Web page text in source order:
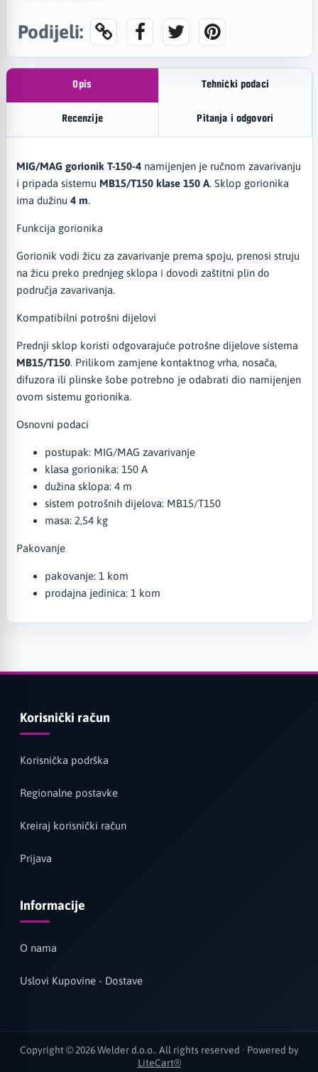
Podijeli:
Opis Tehnički podaci
Recenzije Pitanja i odgovori
MIG/MAG gorionik T-150-4namijenjen je ručnom zavarivanju
i pripada sistemu MB15/T150 klase 150 A. Sklop gorionika
ima dužinu 4 m.
Funkcija gorionika
Gorionik vodi žicu za zavarivanje prema spoju, prenosi struju
na žicu preko prednjeg sklopa i dovodi zaštitni plin do
područja zavarivanja.
Kompatibilni potrošni dijelovi
Prednji sklop koristi odgovarajuće potrošne dijelove sistema
MB15/T150. Prilikom zamjene kontaktnog vrha, nosača,
difuzora ili plinske šobe potrebno je odabrati dio namijenjen
ovom sistemu gorionika.
Osnovni podaci
postupak: MIG/MAG zavarivanje
klasa gorionika: 150 A
dužina sklopa: 4 m
sistem potrošnih dijelova: MB15/T150
masa: 2,54 kg
Pakovanje
pakovanje: 1 kom
prodajna jedinica: 1 kom
Korisnički račun
Korisnička podrška
Regionalne postavke
Kreiraj korisnički račun
Prijava
Informacije
O nama
Uslovi Kupovine - Dostave
Copyright © 2026 Welder d.o.o.. All rights reserved · Powered by
LiteCart®